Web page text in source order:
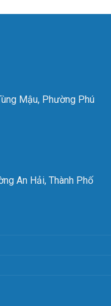
Mậu, Phường Phú
An Hải, Thành Phố